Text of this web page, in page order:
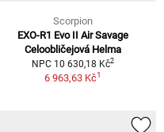
Scorpion
EXO-R1 Evo II Air Savage
Celoobličejová Helma
NPC 10 630,18 Kč2
6 963,63 Kč1